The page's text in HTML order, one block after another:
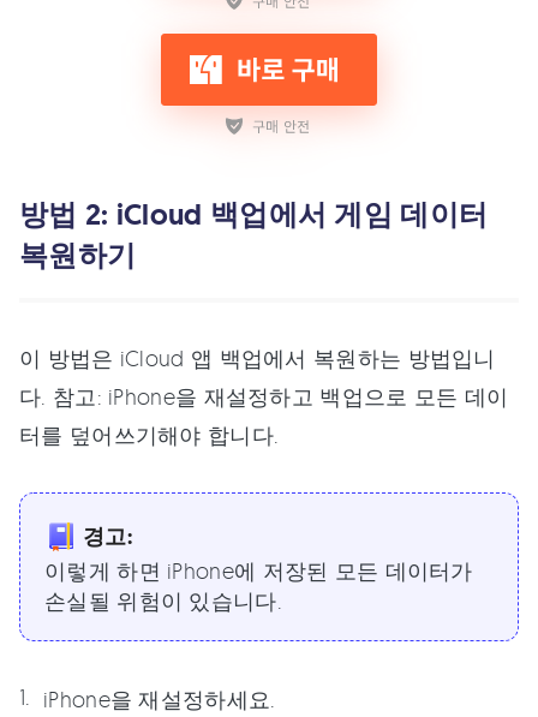
방법 2: iCloud 백업에서 게임 데이터
복원하기
이 방법은 iCloud 앱 백업에서 복원하는 방법입니
다. 참고: iPhone을 재설정하고 백업으로 모든 데이
터를 덮어쓰기해야 합니다.
경고:
이렇게 하면 iPhone에 저장된 모든 데이터가
손실될 위험이 있습니다.
iPhone을 재설정하세요.